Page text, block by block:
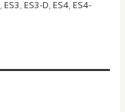
,ES3,ES3-D,ES4,ES4-